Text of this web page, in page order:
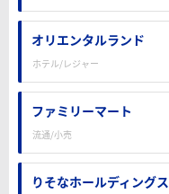
オリエンタルランド
ホテル/レジャー
ファミリーマート
流通/小売
りそなホールディングス